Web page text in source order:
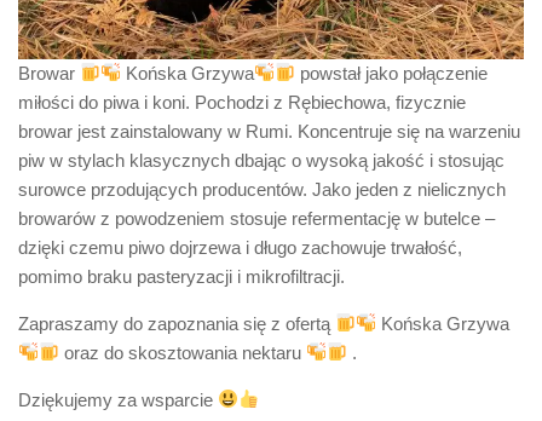
Browar Końska Grzywa
powstał jako połączenie
miłości do piwa i koni. Pochodzi z Rębiechowa, fizycznie
browar jest zainstalowany w Rumi. Koncentruje się na warzeniu
piw w stylach klasycznych dbając o wysoką jakość i stosując
surowce przodujących producentów. Jako jeden z nielicznych
browarów z powodzeniem stosuje refermentację w butelce –
dzięki czemu piwo dojrzewa i długo zachowuje trwałość,
pomimo braku pasteryzacji i mikrofiltracji.
Zapraszamy do zapoznania się z ofertą
Końska Grzywa
oraz do skosztowania nektaru
.
Dziękujemy za wsparcie